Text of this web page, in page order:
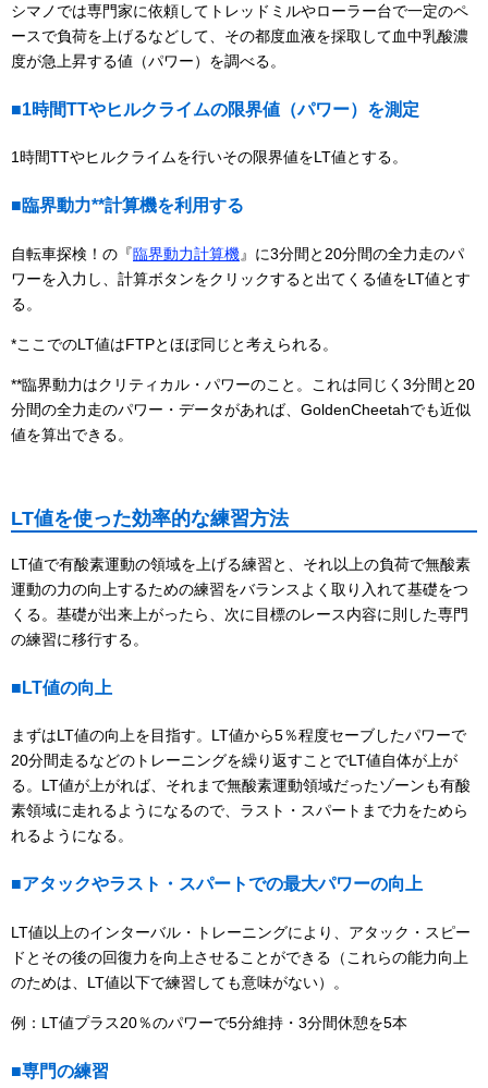
シマノでは専門家に依頼してトレッドミルやローラー台で一定のペ
ースで負荷を上げるなどして、その都度血液を採取して血中乳酸濃
度が急上昇する値（パワー）を調べる。
■1時間TTやヒルクライムの限界値（パワー）を測定
1時間TTやヒルクライムを行いその限界値をLT値とする。
■臨界動力**計算機を利用する
自転車探検！の『臨界動力計算機』に3分間と20分間の全力走のパ
ワーを入力し、計算ボタンをクリックすると出てくる値をLT値とす
る。
*ここでのLT値はFTPとほぼ同じと考えられる。
**臨界動力はクリティカル・パワーのこと。これは同じく3分間と20
分間の全力走のパワー・データがあれば、GoldenCheetahでも近似
値を算出できる。
LT値を使った効率的な練習方法
LT値で有酸素運動の領域を上げる練習と、それ以上の負荷で無酸素
運動の力の向上するための練習をバランスよく取り入れて基礎をつ
くる。基礎が出来上がったら、次に目標のレース内容に則した専門
の練習に移行する。
■LT値の向上
まずはLT値の向上を目指す。LT値から5％程度セーブしたパワーで
20分間走るなどのトレーニングを繰り返すことでLT値自体が上が
る。LT値が上がれば、それまで無酸素運動領域だったゾーンも有酸
素領域に走れるようになるので、ラスト・スパートまで力をためら
れるようになる。
■アタックやラスト・スパートでの最大パワーの向上
LT値以上のインターバル・トレーニングにより、アタック・スピー
ドとその後の回復力を向上させることができる（これらの能力向上
のためは、LT値以下で練習しても意味がない）。
例：LT値プラス20％のパワーで5分維持・3分間休憩を5本
■専門の練習